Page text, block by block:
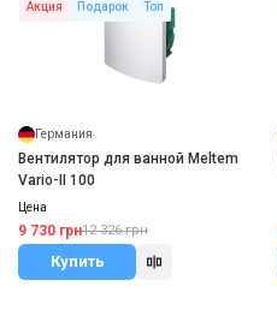
Акция Подарок Топ
Германия
Вентилятор для ванной Meltem
Vario-II 100
Цена
9 730 грн12 326 грн
Купить